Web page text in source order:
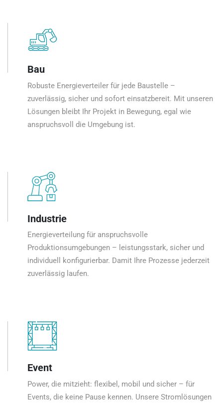
Bau
Robuste Energieverteiler für jede Baustelle –
zuverlässig, sicher und sofort einsatzbereit. Mit unseren
Lösungen bleibt Ihr Projekt in Bewegung, egal wie
anspruchsvoll die Umgebung ist.
Industrie
Energieverteilung für anspruchsvolle
Produktionsumgebungen – leistungsstark, sicher und
individuell konfigurierbar. Damit Ihre Prozesse jederzeit
zuverlässig laufen.
Event
Power, die mitzieht: flexibel, mobil und sicher – für
Events, die keine Pause kennen. Unsere Stromlösungen